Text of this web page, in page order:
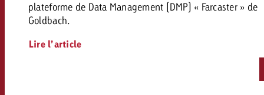
plateforme de Data Management (DMP) « Farcaster » de
Goldbach.
Lire l’article